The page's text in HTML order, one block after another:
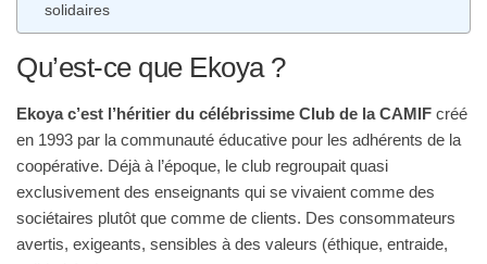
solidaires
Qu’est-ce que Ekoya ?
Ekoya c’est l’héritier du célébrissime Club de la CAMIF créé
en 1993 par la communauté éducative pour les adhérents de la
coopérative. Déjà à l’époque, le club regroupait quasi
exclusivement des enseignants qui se vivaient comme des
sociétaires plutôt que comme de clients. Des consommateurs
avertis, exigeants, sensibles à des valeurs (éthique, entraide,